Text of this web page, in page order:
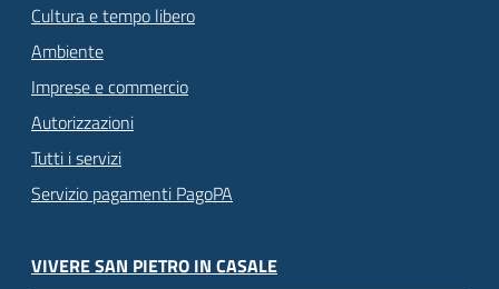
Cultura e tempo libero
Ambiente
Imprese e commercio
Autorizzazioni
Tutti i servizi
Servizio pagamenti PagoPA
VIVERE SAN PIETRO IN CASALE